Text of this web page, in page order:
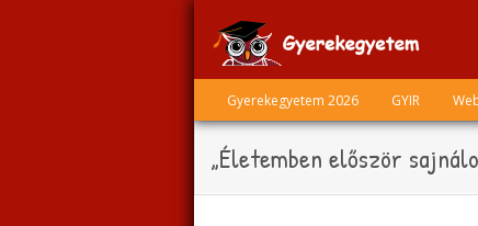
Skip
content
Gyerekegyetem 2026 GYIR
„Életemben először